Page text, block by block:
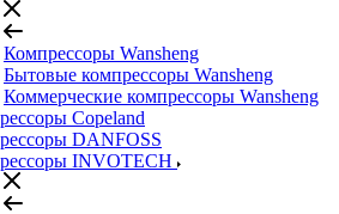
Компрессоры Wansheng
Бытовые компрессоры Wansheng
Коммерческие компрессоры Wansheng
Copeland
DANFOSS
INVOTECH